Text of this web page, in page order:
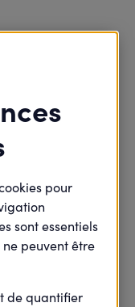
de Lille (3/3)
pour
sont essentiels
peuvent être
de quantifier